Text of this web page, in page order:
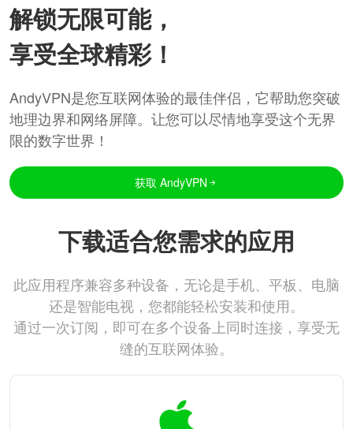
解锁无限可能，
享受全球精彩！
AndyVPN是您互联网体验的最佳伴侣，它帮助您突破
地理边界和网络屏障。让您可以尽情地享受这个无界
限的数字世界！
获取 AndyVPN
下载适合您需求的应用
此应用程序兼容多种设备，无论是手机、平板、电脑
还是智能电视，您都能轻松安装和使用。
通过一次订阅，即可在多个设备上同时连接，享受无
缝的互联网体验。